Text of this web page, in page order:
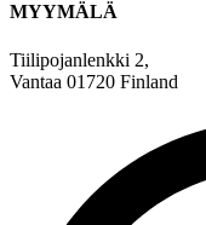
MYYMÄLÄ
Tiilipojanlenkki 2,
Vantaa 01720 Finland